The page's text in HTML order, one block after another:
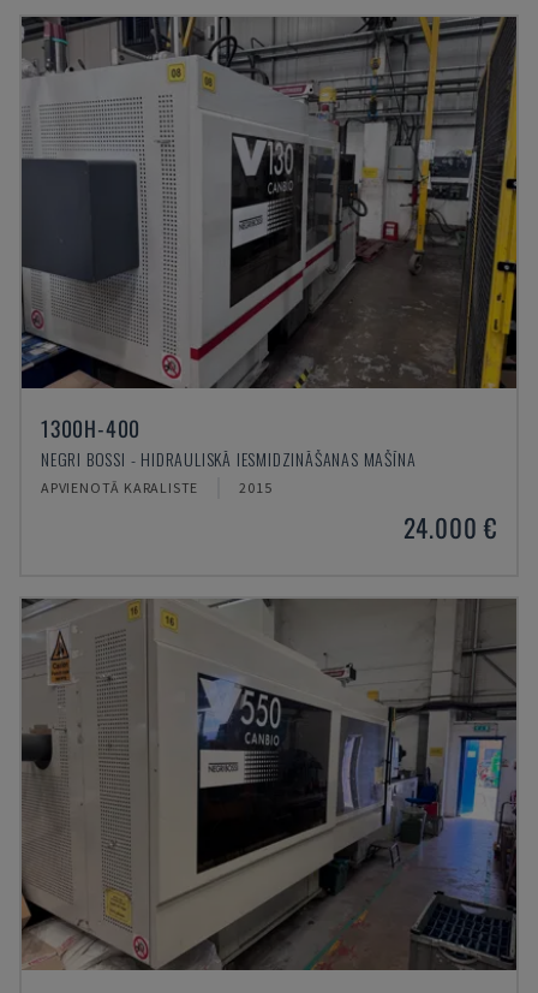
1300H-400
NEGRI BOSSI - HIDRAULISKĀ IESMIDZINĀŠANAS MAŠĪNA
APVIENOTĀ KARALISTE 2015
24.000 €